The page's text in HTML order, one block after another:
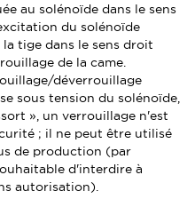
au solénoïde dans le sens
du solénoïde
tige dans le sens droit
de la came.
déverrouillage
sous tension du solénoïde,
», un verrouillage n'est
; il ne peut être utilisé
de production (par
d'interdire à
autorisation).